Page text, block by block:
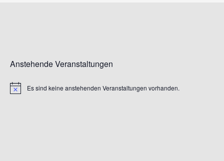
Anstehende Veranstaltungen
HinweisEs sind keine anstehenden Veranstaltungen vorhanden.